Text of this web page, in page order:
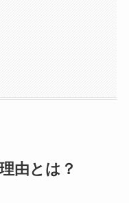
由とは？